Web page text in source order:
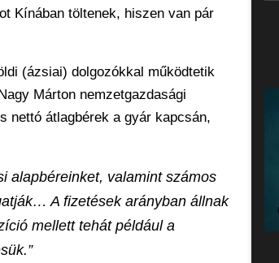
Kínában töltenek, hiszen van pár
(ázsiai) dolgozókkal működtetik
Márton nemzetgazdasági
nettó átlagbérek a gyár kapcsán,
alapbéreinket, valamint számos
A fizetések arányban állnak
mellett tehát például a